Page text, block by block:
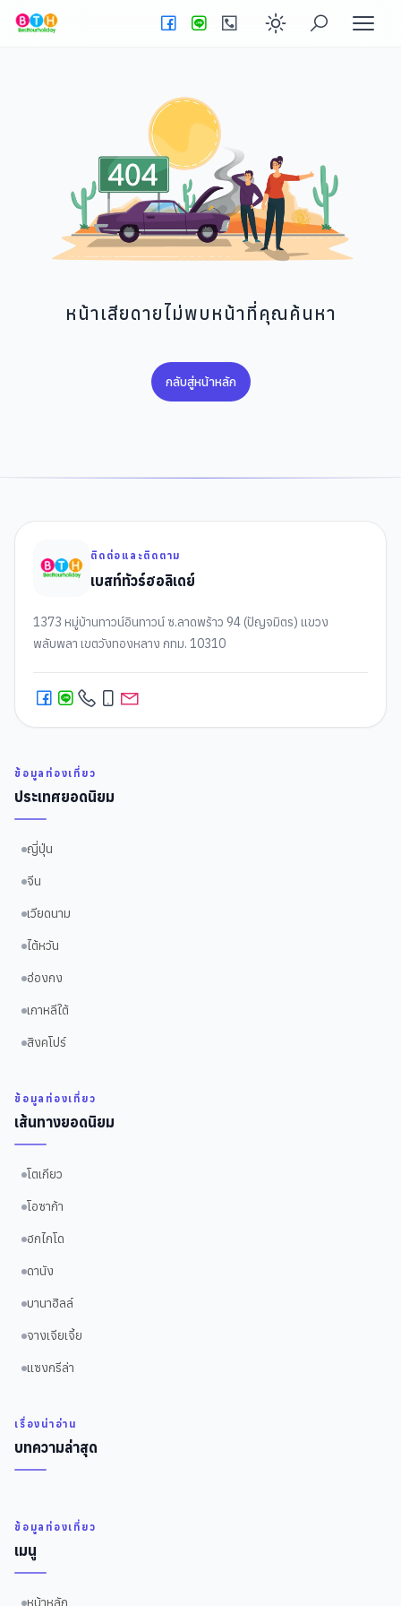
Enable dark
หน้าเสียดายไม่พบหน้าที่คุณค้นหา
กลับสู่หน้าหลัก
ติดต่อและติดตาม
เบสท์ทัวร์ฮอลิเดย์
1373 หมู่บ้านทาวน์อินทาวน์ ซ.ลาดพร้าว 94 (ปัญจมิตร) แขวง
พลับพลา เขตวังทองหลาง กทม. 10310
ข้อมูลท่องเที่ยว
ประเทศยอดนิยม
ญี่ปุ่น
จีน
เวียดนาม
ไต้หวัน
ฮ่องกง
เกาหลีใต้
สิงคโปร์
ข้อมูลท่องเที่ยว
เส้นทางยอดนิยม
โตเกียว
โอซาก้า
ฮกไกโด
ดานัง
บานาฮิลล์
จางเจียเจี้ย
แซงกรีล่า
เรื่องน่าอ่าน
บทความล่าสุด
ข้อมูลท่องเที่ยว
เมนู
หน้าหลัก